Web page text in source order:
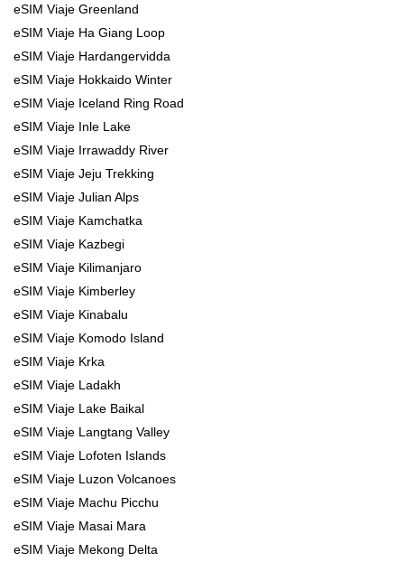
eSIM Viaje Greenland
eSIM Viaje Ha Giang Loop
eSIM Viaje Hardangervidda
eSIM Viaje Hokkaido Winter
eSIM Viaje Iceland Ring Road
eSIM Viaje Inle Lake
eSIM Viaje Irrawaddy River
eSIM Viaje Jeju Trekking
eSIM Viaje Julian Alps
eSIM Viaje Kamchatka
eSIM Viaje Kazbegi
eSIM Viaje Kilimanjaro
eSIM Viaje Kimberley
eSIM Viaje Kinabalu
eSIM Viaje Komodo Island
eSIM Viaje Krka
eSIM Viaje Ladakh
eSIM Viaje Lake Baikal
eSIM Viaje Langtang Valley
eSIM Viaje Lofoten Islands
eSIM Viaje Luzon Volcanoes
eSIM Viaje Machu Picchu
eSIM Viaje Masai Mara
eSIM Viaje Mekong Delta